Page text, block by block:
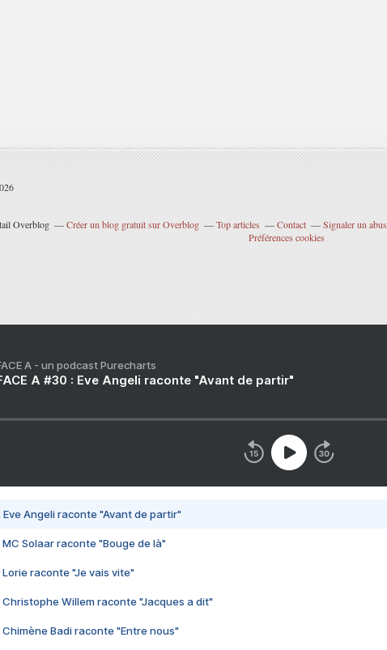
Overblog Créer un blog gratuit sur Overblog Top articles Contact Signaler un abus
Préférences cookies
A - un podcast Purecharts
A #30 : Eve Angeli raconte "Avant de partir"
Eve Angeli raconte "Avant de partir"
MC Solaar raconte "Bouge de là"
Lorie raconte "Je vais vite"
Christophe Willem raconte "Jacques a dit"
Chimène Badi raconte "Entre nous"